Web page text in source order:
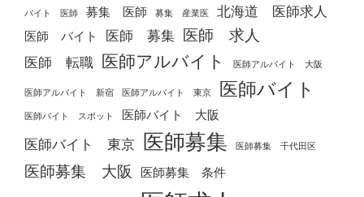
バイト 医師 募集 医師 募集 産業医 北海道 医師求人
医師 バイト 医師 募集 医師 求人
医師 転職 医師アルバイト 医師アルバイト 大阪
医師アルバイト 新宿 医師アルバイト 東京 医師バイト
医師バイト スポット 医師バイト 大阪
医師バイト 東京 医師募集 医師募集 千代田区
医師募集 大阪 医師募集 条件